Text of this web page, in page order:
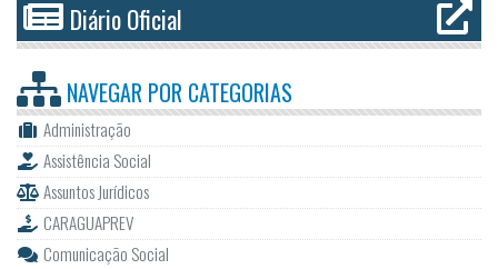
Diário Oficial
NAVEGAR POR CATEGORIAS
Administração
Assistência Social
Assuntos Jurídicos
CARAGUAPREV
Comunicação Social